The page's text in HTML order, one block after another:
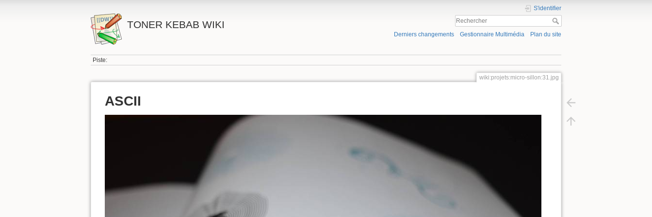
TONER KEBAB WIKI
S'identifier
Derniers changements Gestionnaire Multimédia Plan du site
Piste:
wiki:projets:micro-sillon:31.jpg
ASCII